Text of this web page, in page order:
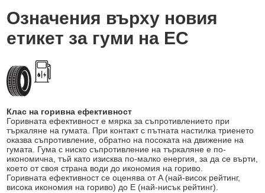
Означения върху новия
етикет за гуми на ЕС
Клас на горивна ефективност
Горивната ефективност е мярка за съпротивлението при
търкаляне на гумата. При контакт с пътната настилка триенето
оказва съпротивление, обратно на посоката на движение на
гумата. Гума с ниско съпротивление на търкаляне е по-
икономична, тъй като изисква по-малко енергия, за да се върти,
което от своя страна води до икономия на гориво.
Горивната ефективност се оценява от A (най-висок рейтинг,
висока икономия на гориво) до E (най-нисък рейтинг).